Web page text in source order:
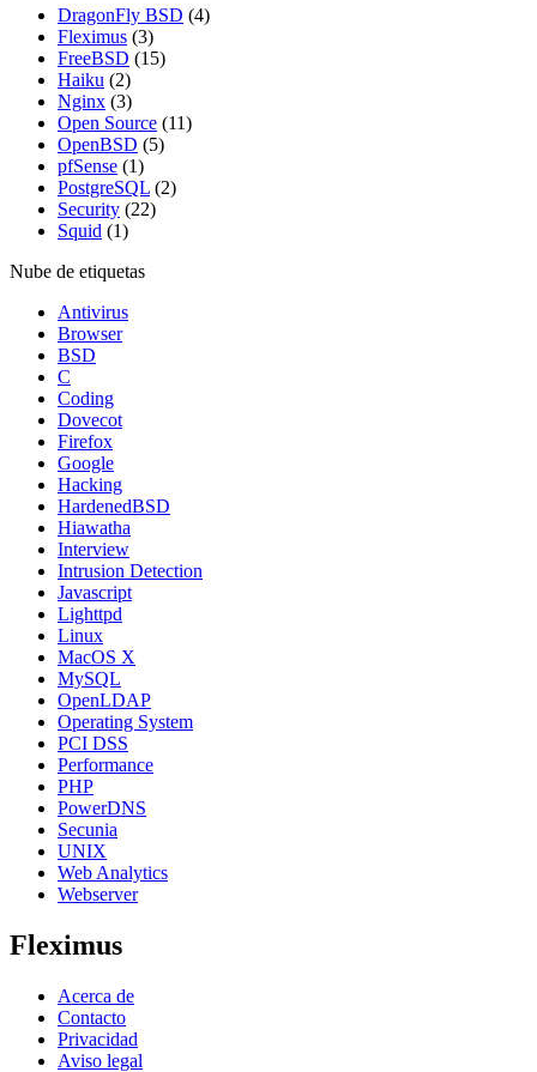
DragonFly BSD (4)
Fleximus (3)
FreeBSD (15)
Haiku (2)
Nginx (3)
Open Source (11)
OpenBSD (5)
pfSense (1)
PostgreSQL (2)
Security (22)
Squid (1)
Nube de etiquetas
Antivirus
Browser
BSD
C
Coding
Dovecot
Firefox
Google
Hacking
HardenedBSD
Hiawatha
Interview
Intrusion Detection
Javascript
Lighttpd
Linux
MacOS X
MySQL
OpenLDAP
Operating System
PCI DSS
Performance
PHP
PowerDNS
Secunia
UNIX
Web Analytics
Webserver
Fleximus
Acerca de
Contacto
Privacidad
Aviso legal